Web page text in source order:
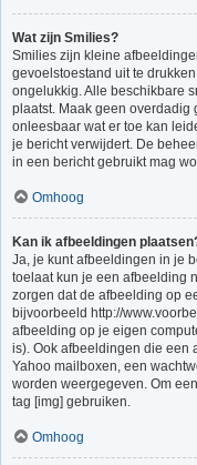
Wat zijn Smilies?
Smilies zijn kleine
gevoelstoestand uit te
ongelukkig. Alle beschikbare
plaatst. Maak geen overdadig
onleesbaar wat er toe kan
je bericht verwijdert. De
in een bericht gebruikt mag
Omhoog
Kan ik afbeeldingen
Ja, je kunt afbeeldingen in je
toelaat kun je een afbeelding
zorgen dat de afbeelding op
bijvoorbeeld http://
afbeelding op je eigen
is). Ook afbeeldingen die een
Yahoo mailboxen, een
worden weergegeven. Om
tag [img] gebruiken.
Omhoog